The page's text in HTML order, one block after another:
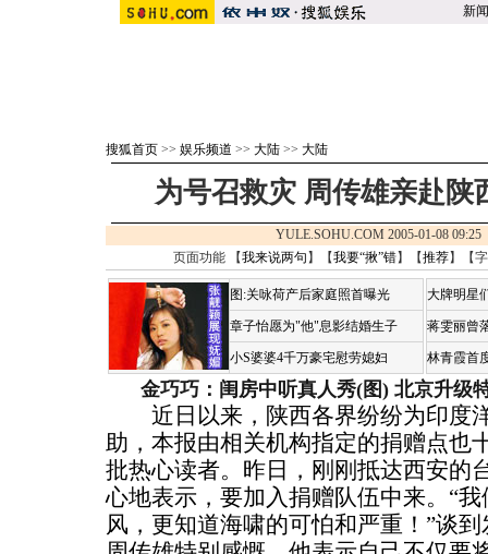
新闻
搜狐首页 >> 娱乐频道 >> 大陆 >> 大陆
为号召救灾 周传雄亲赴陕
YULE.SOHU.COM 2005-01-08
页面功能 【我来说两句 】【我要“揪”错】【推荐】【
图:关咏荷产后家庭照首曝光
章子怡愿为"他"息影结婚生子
小S婆婆4千万豪宅慰劳媳妇
大牌明星
蒋雯丽曾
林青霞首
金巧巧：闺房中听真人秀(图) 北京升级
近日以来，陕西各界纷纷为印度
助，本报由相关机构指定的捐赠点也
批热心读者。昨日，刚刚抵达西安的
心地表示，要加入捐赠队伍中来。“
风，更知道海啸的可怕和严重！”谈